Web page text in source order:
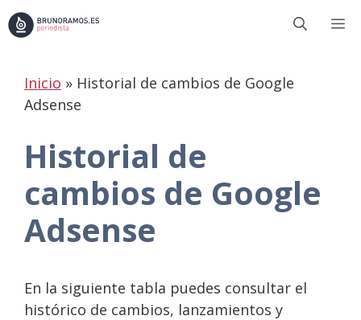
Saltar
al
Inicio » Historial de cambios de Google
Adsense
Historial de
cambios de Google
Adsense
En la siguiente tabla puedes consultar el
histórico de cambios, lanzamientos y